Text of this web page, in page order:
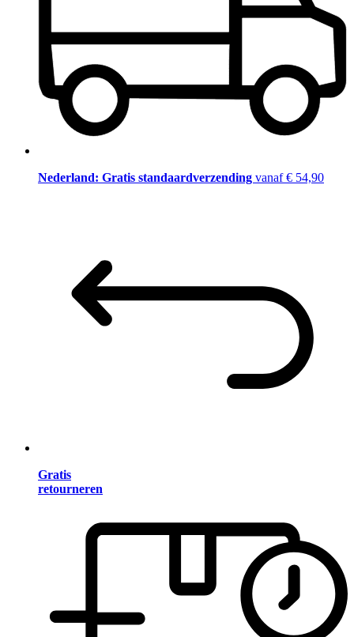
Nederland: Gratis standaardverzending vanaf € 54,90
Gratis
retourneren